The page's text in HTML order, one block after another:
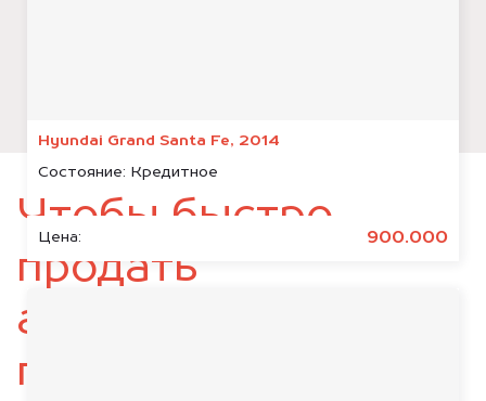
Hyundai Grand Santa Fe, 2014
Состояние: Кредитное
Цена: 900.000
Чтобы быстро
продать
автомобиль,
подготовьте